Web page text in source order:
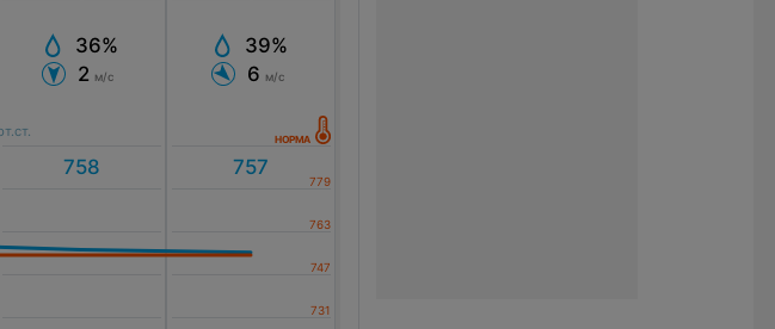
36%
2 м/с
39%
6 м/с